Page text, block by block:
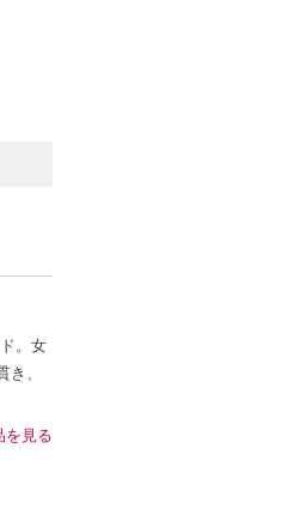
。女
、
を見る